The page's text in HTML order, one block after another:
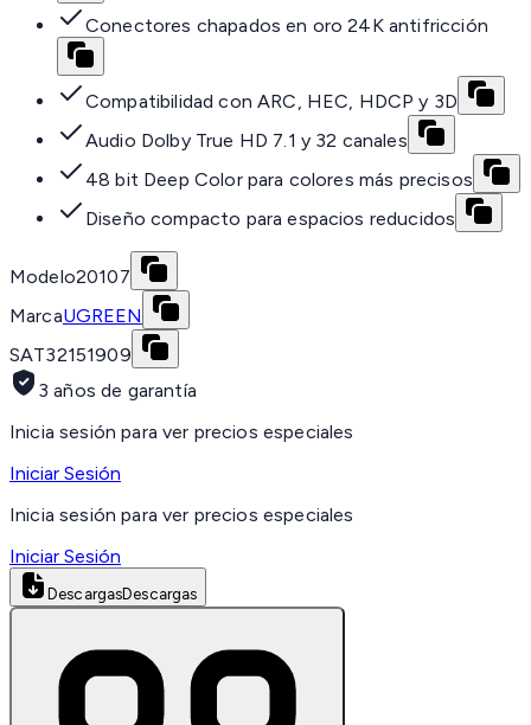
Conectores chapados en oro 24K antifricción
Compatibilidad con ARC, HEC, HDCP y 3D
Audio Dolby True HD 7.1 y 32 canales
48 bit Deep Color para colores más precisos
Diseño compacto para espacios reducidos
Modelo20107
MarcaUGREEN
SAT32151909
3 años de garantía
Inicia sesión para ver precios especiales
Iniciar Sesión
Inicia sesión para ver precios especiales
Iniciar Sesión
DescargasDescargas